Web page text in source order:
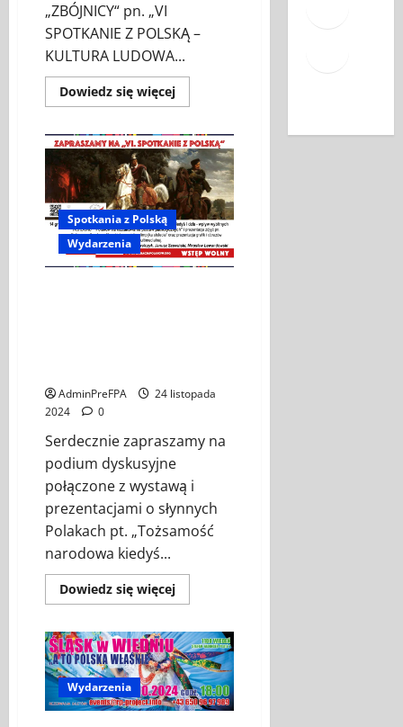
„ZBÓJNICY“ pn. „VI
SPOTKANIE Z POLSKĄ –
KULTURA LUDOWA...
Dowiedz się więcejDowiedz
się
KONCERT
GALOWY
Z
KAPELĄ
GÓRALSKĄ
„ZBÓJNICY“
Spotkania z Polską
Wydarzenia
AdminPreFPA
24 listopada
2024
0
Serdecznie zapraszamy na
podium dyskusyjne
połączone z wystawą i
prezentacjami o słynnych
Polakach pt. „Tożsamość
narodowa kiedyś...
Dowiedz się więcejDowiedz
się
Podium
dyskusyjne
pt.
„Tożsamość
narodowa
kiedyś
i
Wydarzenia
Mail